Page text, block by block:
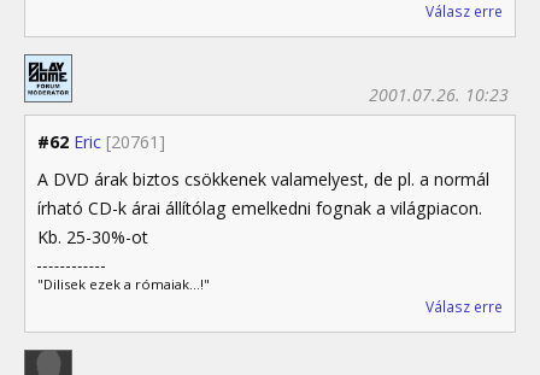
Válasz erre
#62 Eric [20761]
2001.07.26. 10:23
A DVD árak biztos csökkenek valamelyest, de pl. a normál
írható CD-k árai állítólag emelkedni fognak a világpiacon.
Kb. 25-30%-ot
"Dilisek ezek a rómaiak...!"
Válasz erre